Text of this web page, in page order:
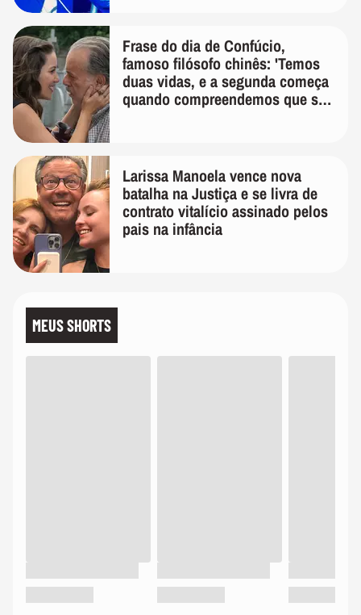
Frase do dia de Confúcio,
famoso filósofo chinês: 'Temos
duas vidas, e a segunda começa
quando compreendemos que só
Larissa Manoela vence nova
batalha na Justiça e se livra de
contrato vitalício assinado pelos
pais na infância
MEUS SHORTS